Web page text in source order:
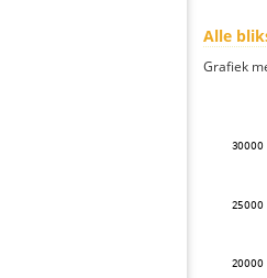
Alle
Grafiek